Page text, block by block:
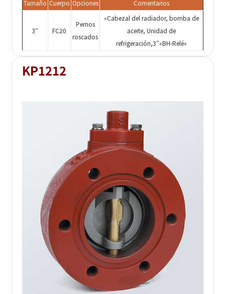
Tamaño Cuerpo Opciones Comentarios
3″ FC20
Pernos
roscados
«Cabezal del radiador, bomba de
aceite, Unidad de
refrigeración,3″»BH-Relé»
KP1212